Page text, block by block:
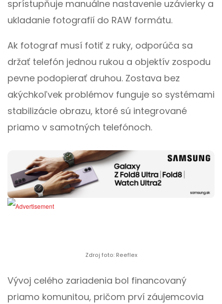
sprístupňuje manuálne nastavenie uzávierky a
ukladanie fotografií do RAW formátu.
Ak fotograf musí fotiť z ruky, odporúča sa
držať telefón jednou rukou a objektív zospodu
pevne podopierať druhou. Zostava bez
akýchkoľvek problémov funguje so systémami
stabilizácie obrazu, ktoré sú integrované
priamo v samotných telefónoch.
Zdroj foto: Reeflex
Vývoj celého zariadenia bol financovaný
priamo komunitou, pričom prví záujemcovia